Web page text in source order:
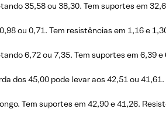
35,58 ou 38,30. Tem suportes em
ou 0,71. Tem resistências em 1,16 e
6,72 ou 7,35. Tem suportes em 6,39 e
dos 45,00 pode levar aos 42,51 ou
Tem suportes em 42,90 e 41,26.